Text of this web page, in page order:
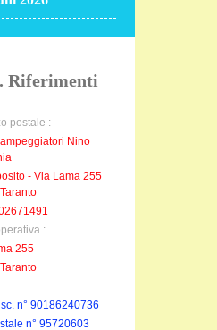
Riferimenti
postale :
Nino
- Via Lama 255
:
255
n° 90186240736
n° 95720603